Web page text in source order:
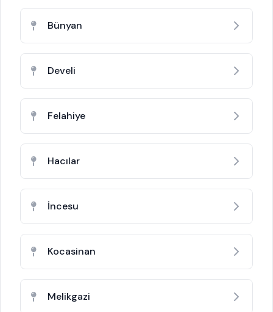
Bünyan
Develi
Felahiye
Hacılar
İncesu
Kocasinan
Melikgazi